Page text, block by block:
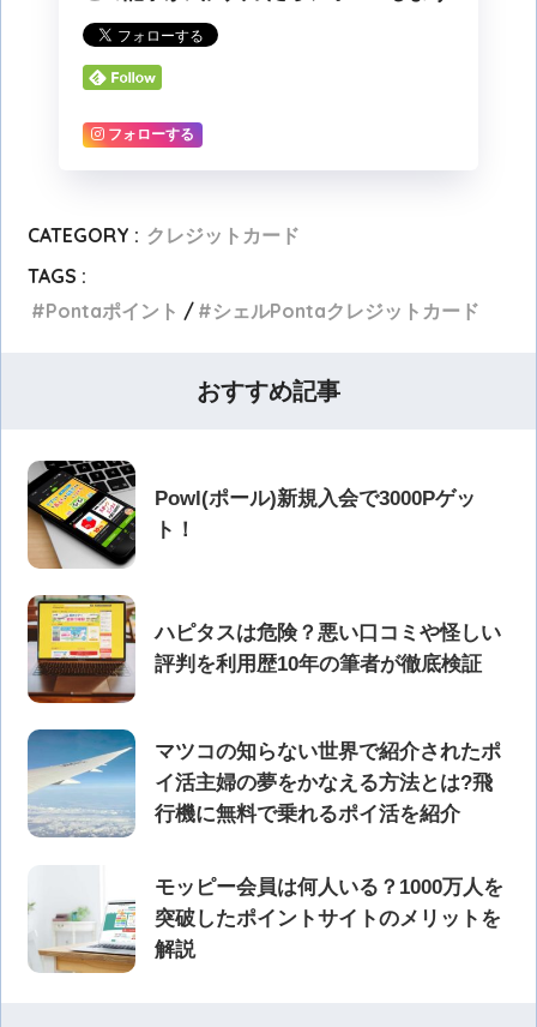
フォローする
CATEGORY : クレジットカード
TAGS :
Pontaポイント
シェルPontaクレジットカード
おすすめ記事
Powl(ポール)新規入会で3000Pゲッ
ト！
ハピタスは危険？悪い口コミや怪しい
評判を利用歴10年の筆者が徹底検証
マツコの知らない世界で紹介されたポ
イ活主婦の夢をかなえる方法とは?飛
行機に無料で乗れるポイ活を紹介
モッピー会員は何人いる？1000万人を
突破したポイントサイトのメリットを
解説